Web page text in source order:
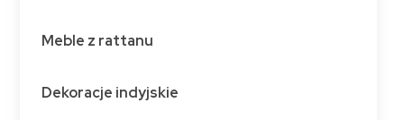
Meble z rattanu
Dekoracje indyjskie